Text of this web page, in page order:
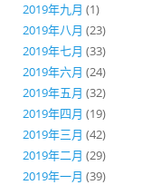
2019年九月 (1)
2019年八月 (23)
2019年七月 (33)
2019年六月 (24)
2019年五月 (32)
2019年四月 (19)
2019年三月 (42)
2019年二月 (29)
2019年一月 (39)